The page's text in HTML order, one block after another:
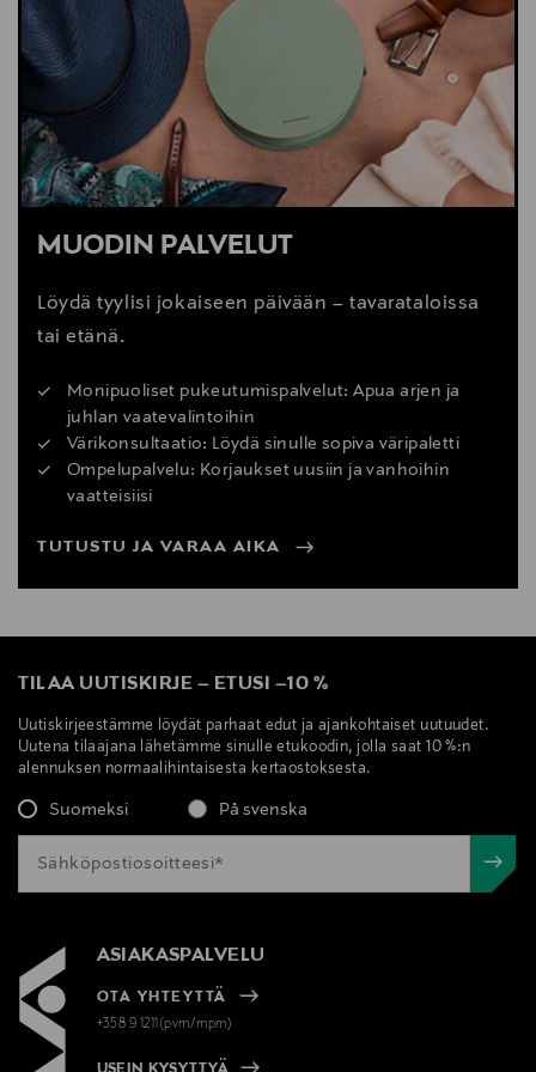
MUODIN PALVELUT
Löydä tyylisi jokaiseen päivään – tavarataloissa
tai etänä.
Monipuoliset pukeutumispalvelut: Apua arjen ja
juhlan vaatevalintoihin
Värikonsultaatio: Löydä sinulle sopiva väripaletti
Ompelupalvelu: Korjaukset uusiin ja vanhoihin
vaatteisiisi
TUTUSTU JA VARAA AIKA
TILAA UUTISKIRJE – ETUSI –10 %
Uutiskirjeestämme löydät parhaat edut ja ajankohtaiset uutuudet.
Uutena tilaajana lähetämme sinulle etukoodin, jolla saat 10 %:n
alennuksen normaalihintaisesta kertaostoksesta.
Suomeksi På svenska
ASIAKASPALVELU
OTA YHTEYTTÄ
+358 9 1211(pvm/mpm)